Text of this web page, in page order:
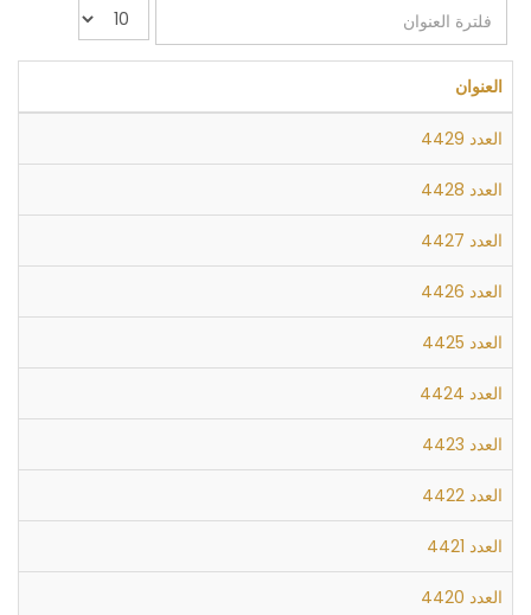
فلترة
العنوان
عدد
الإظهارات:
العنوان
العدد 4429
العدد 4428
العدد 4427
العدد 4426
العدد 4425
العدد 4424
العدد 4423
العدد 4422
العدد 4421
العدد 4420